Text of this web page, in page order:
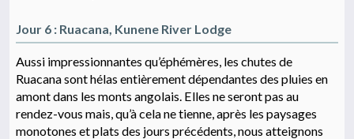
Jour 6 : Ruacana, Kunene River Lodge
Aussi impressionnantes qu’éphémères, les chutes de
Ruacana sont hélas entièrement dépendantes des pluies en
amont dans les monts angolais. Elles ne seront pas au
rendez-vous mais, qu’à cela ne tienne, après les paysages
monotones et plats des jours précédents, nous atteignons